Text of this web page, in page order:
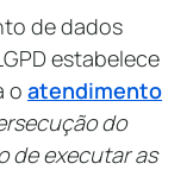
de dados
estabelece
o atendimento
do
de executar as